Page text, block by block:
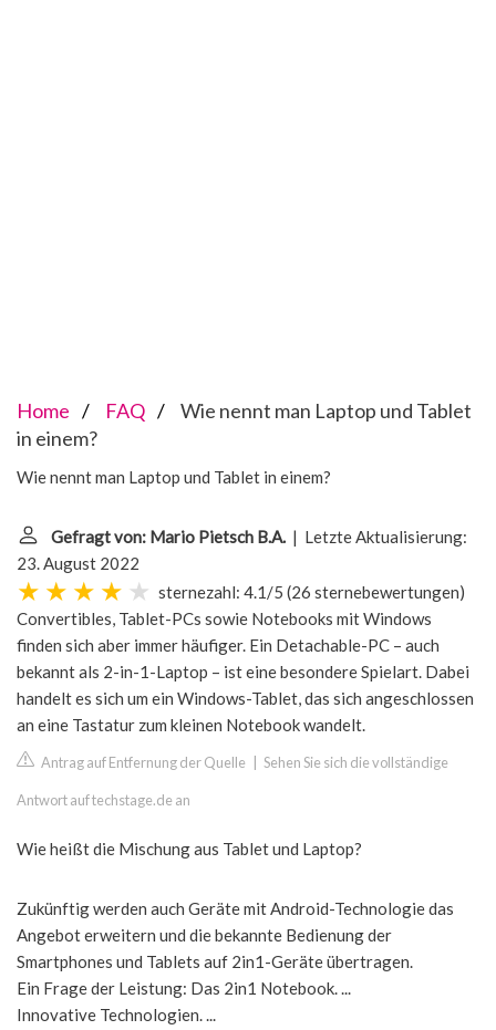
Home FAQ
Wie nennt man Laptop und Tablet
in einem?
Wie nennt man Laptop und Tablet in einem?
Gefragt von: Mario Pietsch B.A. | Letzte Aktualisierung:
23. August 2022
sternezahl: 4.1/5 (26 sternebewertungen)
Convertibles, Tablet-PCs sowie Notebooks mit Windows
finden sich aber immer häufiger. Ein Detachable-PC – auch
bekannt als 2-in-1-Laptop – ist eine besondere Spielart. Dabei
handelt es sich um ein Windows-Tablet, das sich angeschlossen
an eine Tastatur zum kleinen Notebook wandelt.
Antrag auf Entfernung der Quelle Sehen Sie sich die vollständige
Antwort auf techstage.de an
Wie heißt die Mischung aus Tablet und Laptop?
Zukünftig werden auch Geräte mit Android-Technologie das
Angebot erweitern und die bekannte Bedienung der
Smartphones und Tablets auf 2in1-Geräte übertragen.
Ein Frage der Leistung: Das 2in1 Notebook. ...
Innovative Technologien. ...